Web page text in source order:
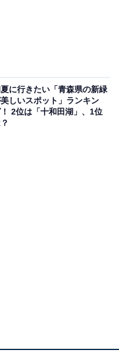
緑に染まり、絶景が拝
山寺は石段を登りなが
きる場所です。新緑に
の豊かな季節の爽やか
女性／東京都）などの
に行きたい「青森県の新緑
しいスポット」ランキン
2位は「十和田湖」、1位